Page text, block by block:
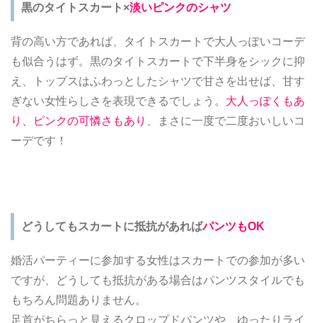
黒のタイトスカート×淡いピンクのシャツ
背の高い方であれば、タイトスカートで大人っぽいコーデ
も似合うはず。黒のタイトスカートで下半身をシックに抑
え、トップスはふわっとしたシャツで甘さを出せば、甘す
ぎない女性らしさを表現できるでしょう。 大人っぽくもあ
り、ピンクの可憐さもあり
、まさに一度で二度おいしいコ
ーデです！
どうしてもスカートに抵抗があればパンツもOK
婚活パーティーに参加する女性はスカートでの参加が多い
ですが、どうしても抵抗がある場合はパンツスタイルでも
もちろん問題ありません。
足首がちらっと見えるクロップドパンツや、ゆったりライ